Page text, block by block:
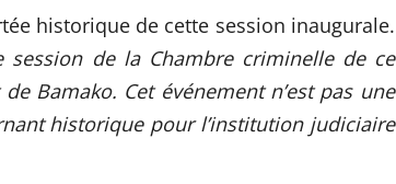
historique de cette session inaugurale.
de la Chambre criminelle de ce
Bamako. Cet événement n’est pas une
historique pour l’institution judiciaire